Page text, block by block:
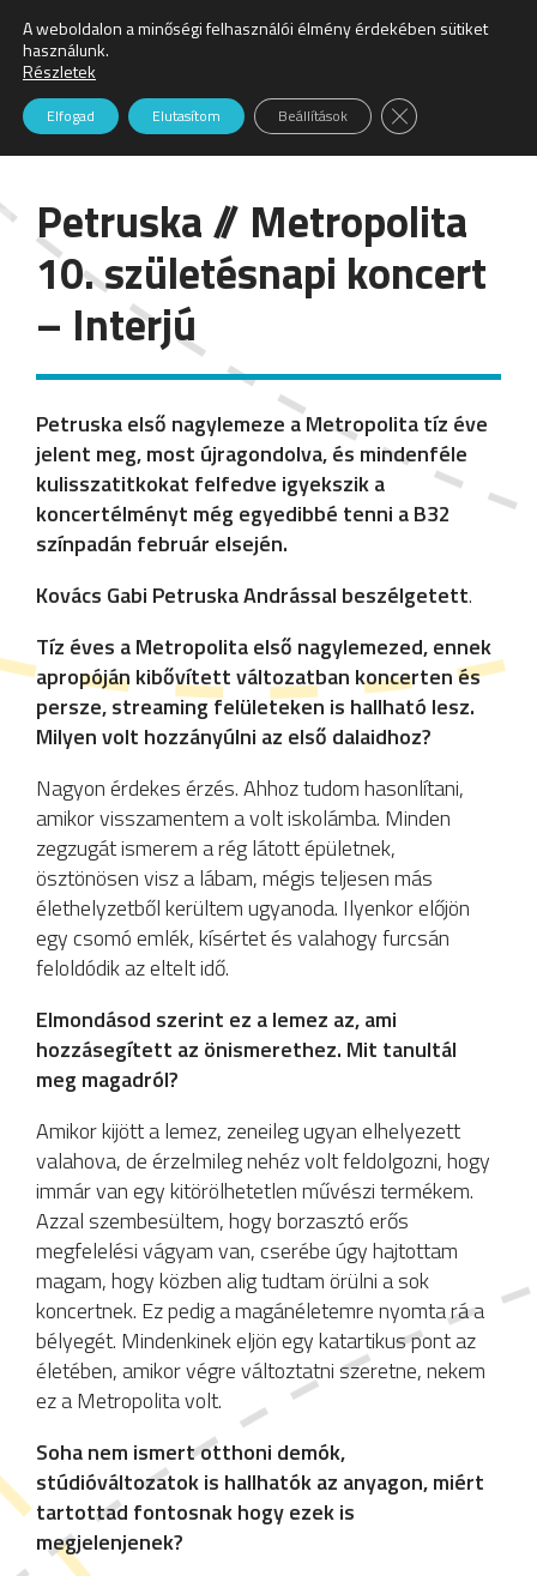
Keresés:
Hírek
Petruska // Metropolita
10. születésnapi koncert
– Interjú
Petruska első nagylemeze a Metropolita tíz éve
jelent meg, most újragondolva, és mindenféle
kulisszatitkokat felfedve igyekszik a
koncertélményt még egyedibbé tenni a B32
színpadán február elsején.
Kovács Gabi Petruska Andrással beszélgetett.
Tíz éves a Metropolita első nagylemezed, ennek
apropóján kibővített változatban koncerten és
persze, streaming felületeken is hallható lesz.
Milyen volt hozzányúlni az első dalaidhoz?
Nagyon érdekes érzés. Ahhoz tudom hasonlítani,
amikor visszamentem a volt iskolámba. Minden
zegzugát ismerem a rég látott épületnek,
ösztönösen visz a lábam, mégis teljesen más
élethelyzetből kerültem ugyanoda. Ilyenkor előjön
egy csomó emlék, kísértet és valahogy furcsán
feloldódik az eltelt idő.
Elmondásod szerint ez a lemez az, ami
hozzásegített az önismerethez. Mit tanultál
meg magadról?
Amikor kijött a lemez, zeneileg ugyan elhelyezett
valahova, de érzelmileg nehéz volt feldolgozni, hogy
immár van egy kitörölhetetlen művészi termékem.
Azzal szembesültem, hogy borzasztó erős
megfelelési vágyam van, cserébe úgy hajtottam
magam, hogy közben alig tudtam örülni a sok
koncertnek. Ez pedig a magánéletemre nyomta rá a
bélyegét. Mindenkinek eljön egy katartikus pont az
életében, amikor végre változtatni szeretne, nekem
ez a Metropolita volt.
Soha nem ismert otthoni demók,
stúdióváltozatok is hallhatók az anyagon, miért
tartottad fontosnak hogy ezek is
megjelenjenek?
A weboldalon a minőségi felhasználói élmény érdekében sütiket
használunk.
Részletek
Elfogad Elutasítom Beállítások Close GDPR